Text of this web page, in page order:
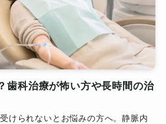
歯科治療が怖い方や長時間の治
けられないとお悩みの方へ。静脈内